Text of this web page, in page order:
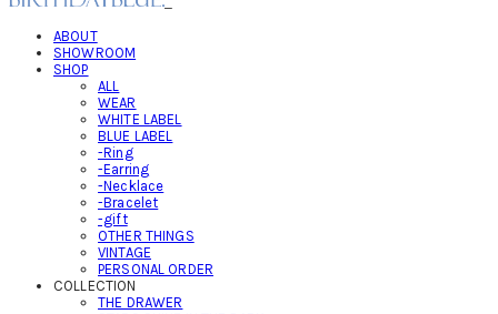
ABOUT
SHOWROOM
SHOP
ALL
WEAR
WHITE LABEL
BLUE LABEL
-Ring
-Earring
-Necklace
-Bracelet
-gift
OTHER THINGS
VINTAGE
PERSONAL ORDER
COLLECTION
THE DRAWER